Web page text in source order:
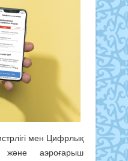
мен Цифрлық
және аэроғарыш